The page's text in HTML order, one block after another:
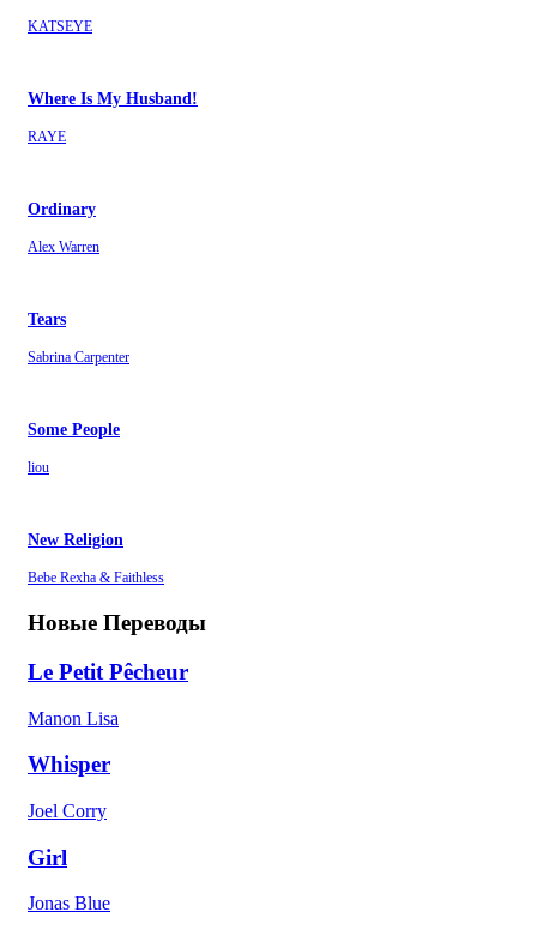
KATSEYE
Where Is My Husband!
RAYE
Ordinary
Alex Warren
Tears
Sabrina Carpenter
Some People
liou
New Religion
Bebe Rexha & Faithless
Новые Переводы
Le Petit Pêcheur
Manon Lisa
Whisper
Joel Corry
Girl
Jonas Blue